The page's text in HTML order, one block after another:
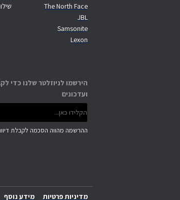
The North Face
JBL
Samsonite
Lexon
הירשמו לניוזלטר שלנו כדי
ועדכונים
מדיניות פרטיות מידע נוסף
ההרשמה מהווה הסכמה לקבלת